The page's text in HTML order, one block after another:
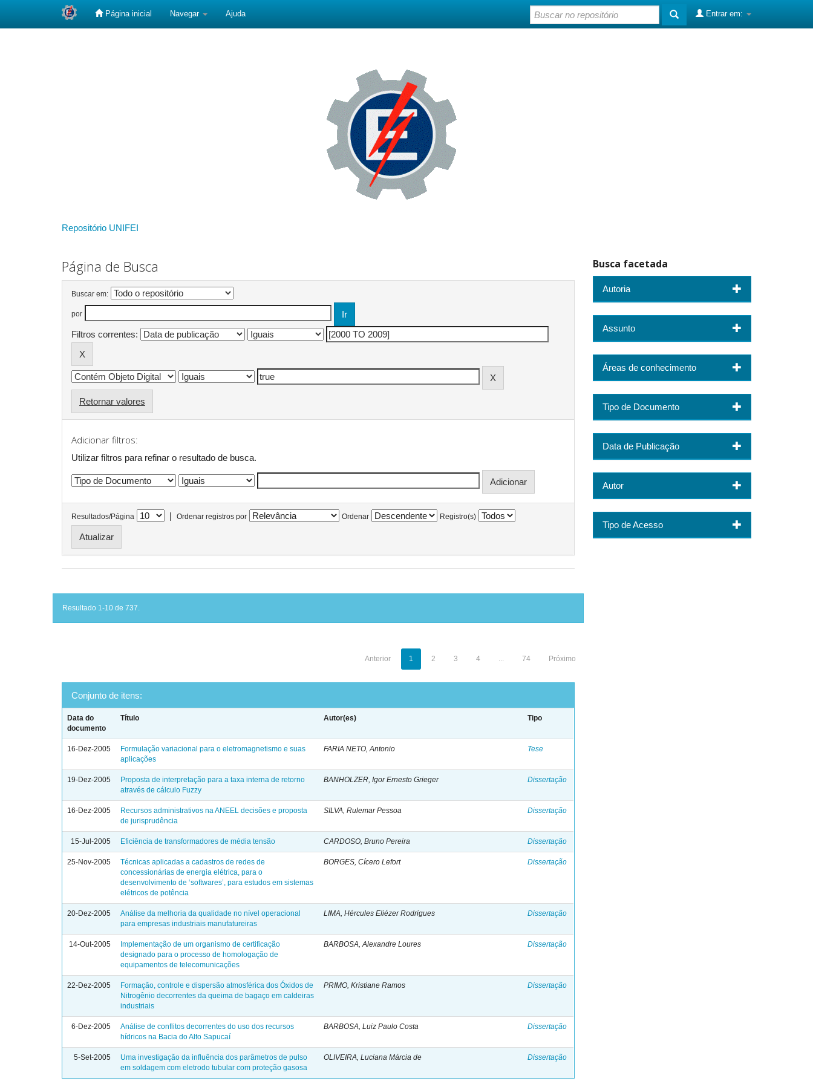
Página inicial Navegar Ajuda Entrar em:
Repositório UNIFEI
Página de Busca
Buscar em:
por
Filtros correntes:
Retornar valores
Adicionar filtros:
Utilizar filtros para refinar o resultado de busca.
Resultados/Página | Ordenar registros por Ordenar Registro(s)
Resultado 1-10 de 737.
Anterior 1 2 3 4 ... 74 Próximo
Conjunto de itens:
Data do
documento
Título Autor(es) Tipo
16-Dez-2005
Formulação variacional para o eletromagnetismo e suas
aplicações
FARIA NETO, Antonio Tese
19-Dez-2005
Proposta de interpretação para a taxa interna de retorno
através de cálculo Fuzzy
BANHOLZER, Igor Ernesto Grieger Dissertação
16-Dez-2005
Recursos administrativos na ANEEL decisões e proposta
de jurisprudência
SILVA, Rulemar Pessoa Dissertação
15-Jul-2005 Eficiência de transformadores de média tensão CARDOSO, Bruno Pereira Dissertação
25-Nov-2005
Técnicas aplicadas a cadastros de redes de
concessionárias de energia elétrica, para o
desenvolvimento de ‘softwares’, para estudos em sistemas
elétricos de potência
BORGES, Cícero Lefort Dissertação
20-Dez-2005
Análise da melhoria da qualidade no nível operacional
para empresas industriais manufatureiras
LIMA, Hércules Eliézer Rodrigues Dissertação
14-Out-2005
Implementação de um organismo de certificação
designado para o processo de homologação de
equipamentos de telecomunicações
BARBOSA, Alexandre Loures Dissertação
22-Dez-2005
Formação, controle e dispersão atmosférica dos Óxidos de
Nitrogênio decorrentes da queima de bagaço em caldeiras
industriais
PRIMO, Kristiane Ramos Dissertação
6-Dez-2005
Análise de conflitos decorrentes do uso dos recursos
hídricos na Bacia do Alto Sapucaí
BARBOSA, Luiz Paulo Costa Dissertação
5-Set-2005
Uma investigação da influência dos parâmetros de pulso
em soldagem com eletrodo tubular com proteção gasosa
OLIVEIRA, Luciana Márcia de Dissertação
Busca facetada
Autoria
Assunto
Áreas de conhecimento
Tipo de Documento
Data de Publicação
Autor
Tipo de Acesso